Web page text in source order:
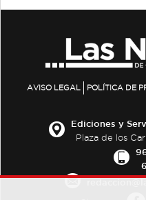
AVISO LEGAL POLÍTICA DE
Ediciones y
Plaza de los